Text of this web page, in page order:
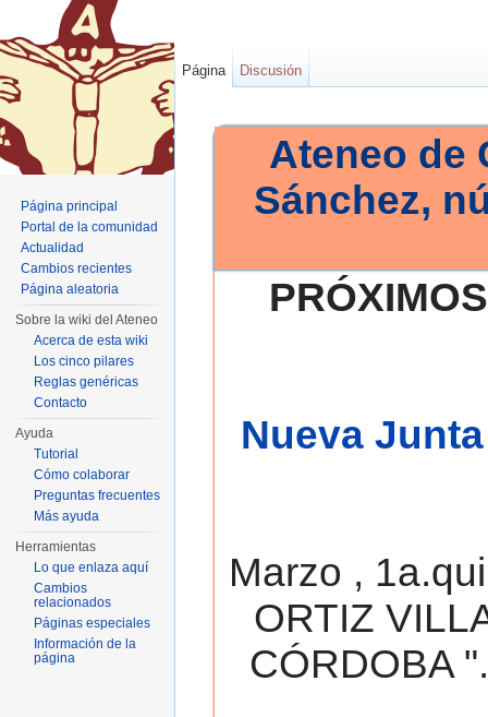
Ateneo de
Sánchez,
Nueva
Marzo ,
ORTIZ
CÓRDOBA
Página Discusión
Página principal
Portal de la comunidad
Actualidad
Cambios recientes
Página aleatoria
Sobre la wiki del Ateneo
Acerca de esta wiki
Los cinco pilares
Reglas genéricas
Contacto
Ayuda
Tutorial
Cómo colaborar
Preguntas frecuentes
Más ayuda
Herramientas
Lo que enlaza aquí
Cambios
relacionados
Páginas especiales
Información de la
página